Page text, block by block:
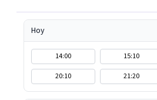
Hoy
14:00 15:10
20:10
21:20